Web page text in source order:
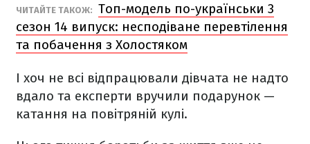
ЧИТАЙТЕ ТАКОЖ: Топ-модель по-українськи 3
сезон 14 випуск: несподіване перевтілення
та побачення з Холостяком
І хоч не всі відпрацювали дівчата не надто
вдало та експерти вручили подарунок —
катання на повітряній кулі.